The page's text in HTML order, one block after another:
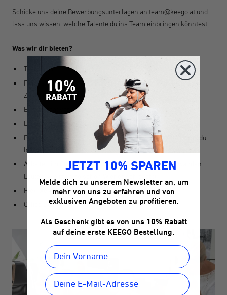
Schicke uns deine Bewerbungsunterlagen an team@keego.at und
lass uns wissen, welche Talente du ins Team einbringen könntest.
Was wir dir bieten?
Teamspirit
Flache Hierarchien - Bringe deine Ideen ein & gestalte die
Zukunft von KEEGO aktiv mit
Einen kreativen, abwechslungsreichen Arbeitsalltag
Langweilig wird es bei uns nie
Purpose - bei uns musst du dir nicht die Frage stellen, was du
hier eigentlich machst und warum
Arbeiten im Co-Workingspace mit ausschließlich leiwanden
Leuten, wie man so schön Wienerisch sagt ;)
Flexible Arbeitszeiten
Office Dog
JETZT 10% SPAREN
Melde dich zu unserem Newsletter an, um
mehr von uns zu erfahren und von
exklusiven Angeboten zu profitieren.
Als Geschenk gibt es von uns 10% Rabatt
auf deine erste KEEGO Bestellung.